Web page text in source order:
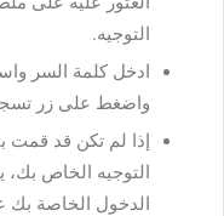
التوجيه.
ادخل كلمة السر
واضغط على زر
إذا لم تكن قد قمت
التوجيه الخاص
الدخول الخاصة